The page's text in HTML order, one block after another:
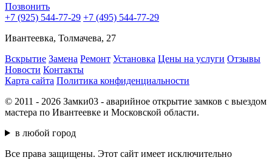
Позвонить
+7 (925) 544-77-29 +7 (495) 544-77-29
Ивантеевка, Толмачева, 27
Вскрытие Замена Ремонт Установка Цены на услуги Отзывы
Новости Контакты
Карта сайта Политика конфиденциальности
© 2011 - 2026 Замки03 - аварийное открытие замков с выездом
мастера по Ивантеевке и Московской области.
в любой город
Все права защищены. Этот сайт имеет исключительно